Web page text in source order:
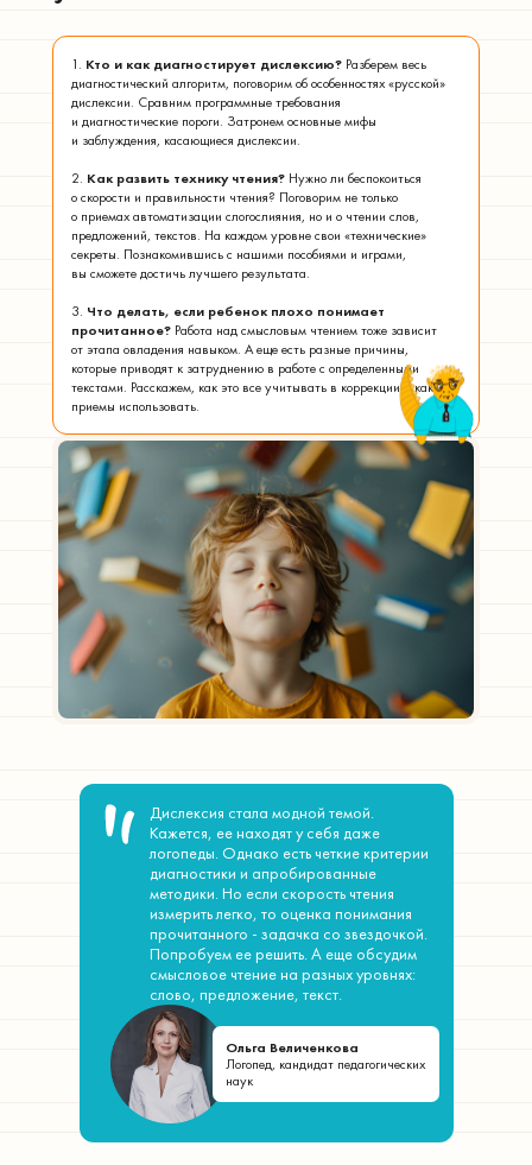
1. Кто и как диагностирует дислексию? Разберем весь
диагностический алгоритм, поговорим об особенностях «русской»
дислексии. Сравним программные требования
и диагностические пороги. Затронем основные мифы
и заблуждения, касающиеся дислексии.
2. Как развить технику чтения? Нужно ли беспокоиться
о скорости и правильности чтения? Поговорим не только
о приемах автоматизации слогослияния, но и о чтении слов,
предложений, текстов. На каждом уровне свои «технические»
секреты. Познакомившись с нашими пособиями и играми,
вы сможете достичь лучшего результата.
3. Что делать, если ребенок плохо понимает
прочитанное? Работа над смысловым чтением тоже зависит
от этапа овладения навыком. А еще есть разные причины,
которые приводят к затруднению в работе с определенными
текстами. Расскажем, как это все учитывать в коррекции и какие
приемы использовать.
Дислексия стала модной темой.
Кажется, ее находят у себя даже
логопеды. Однако есть четкие критерии
диагностики и апробированные
методики. Но если скорость чтения
измерить легко, то оценка понимания
прочитанного - задачка со звездочкой.
Попробуем ее решить. А еще обсудим
смысловое чтение на разных уровнях:
слово, предложение, текст.
Ольга Величенкова
Логопед, кандидат педагогических
наук